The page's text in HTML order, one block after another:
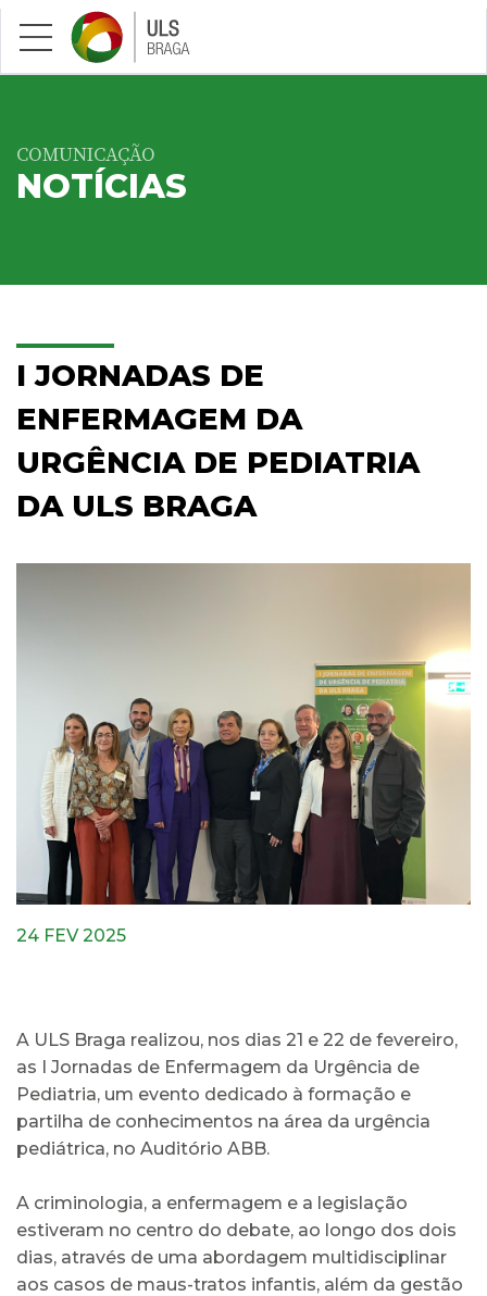
Saltar para conteúdo principal
COMUNICAÇÃO
NOTÍCIAS
I JORNADAS DE
ENFERMAGEM DA
URGÊNCIA DE PEDIATRIA
DA ULS BRAGA
24 FEV 2025
A ULS Braga realizou, nos dias 21 e 22 de fevereiro,
as I Jornadas de Enfermagem da Urgência de
Pediatria, um evento dedicado à formação e
partilha de conhecimentos na área da urgência
pediátrica, no Auditório ABB.
A criminologia, a enfermagem e a legislação
estiveram no centro do debate, ao longo dos dois
dias, através de uma abordagem multidisciplinar
aos casos de maus-tratos infantis, além da gestão